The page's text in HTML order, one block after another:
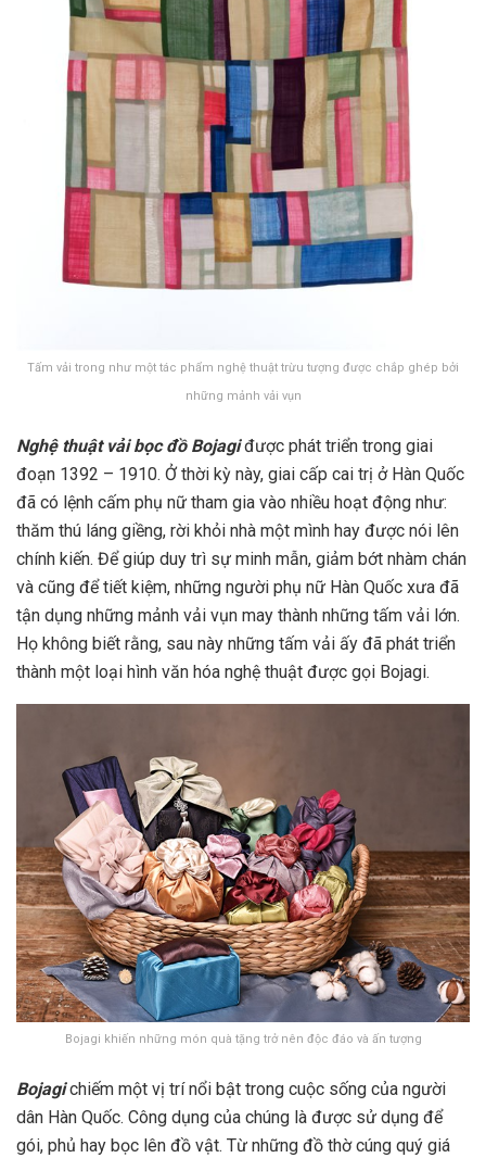
Tấm vải trong như một tác phẩm nghệ thuật trừu tượng được chắp ghép bởi
những mảnh vải vụn
Nghệ thuật vải bọc đồ Bojagiđược phát triển trong giai
đoạn 1392 – 1910. Ở thời kỳ này, giai cấp cai trị ở Hàn Quốc
đã có lệnh cấm phụ nữ tham gia vào nhiều hoạt động như:
thăm thú láng giềng, rời khỏi nhà một mình hay được nói lên
chính kiến. Để giúp duy trì sự minh mẫn, giảm bớt nhàm chán
và cũng để tiết kiệm, những người phụ nữ Hàn Quốc xưa đã
tận dụng những mảnh vải vụn may thành những tấm vải lớn.
Họ không biết rằng, sau này những tấm vải ấy đã phát triển
thành một loại hình văn hóa nghệ thuật được gọi Bojagi.
Bojagi khiến những món quà tặng trở nên độc đáo và ấn tượng
Bojagichiếm một vị trí nổi bật trong cuộc sống của người
dân Hàn Quốc. Công dụng của chúng là được sử dụng để
gói, phủ hay bọc lên đồ vật. Từ những đồ thờ cúng quý giá